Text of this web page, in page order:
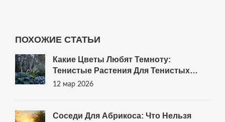
ПОХОЖИЕ СТАТЬИ
Какие Цветы Любят Темноту:
Тенистые Растения Для Тенистых
Уголков Сада
12 мар 2026
Соседи Для Абрикоса: Что Нельзя